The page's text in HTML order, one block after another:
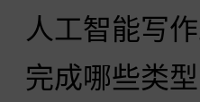
人工智能写
完成哪些类型